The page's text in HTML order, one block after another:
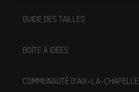
GUIDE DES TAILLES
BOÎTE À IDÉES
COMMUNAUTÉ D'AIX-LA-CHAPELLE